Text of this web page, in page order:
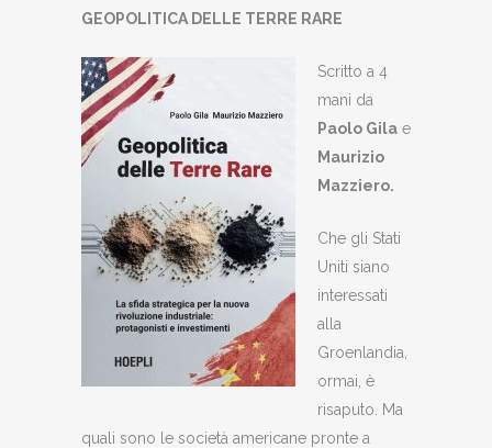
GEOPOLITICA DELLE TERRE RARE
Scritto a 4
mani da
Paolo Gila e
Maurizio
Mazziero.
Che gli Stati
Uniti siano
interessati
alla
Groenlandia,
ormai, è
risaputo. Ma
quali sono le società americane pronte a